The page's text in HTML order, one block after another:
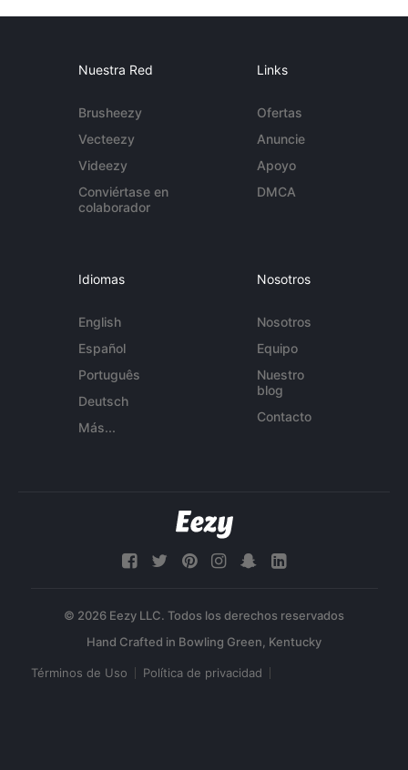
Nuestra Red
Brusheezy
Vecteezy
Videezy
Conviértase en
colaborador
Links
Ofertas
Anuncie
Apoyo
DMCA
Idiomas
English
Español
Português
Deutsch
Más...
Nosotros
Nosotros
Equipo
Nuestro
blog
Contacto
© 2026 Eezy LLC. Todos los derechos reservados
Términos de Uso Política de privacidad